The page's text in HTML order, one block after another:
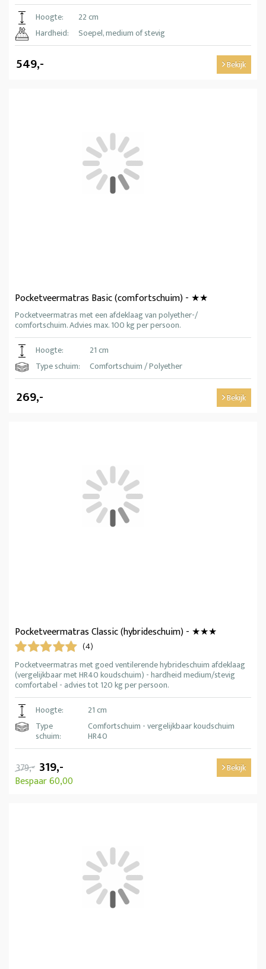
Hoogte:
22 cm
Hardheid:
Soepel, medium of stevig
549,- Bekijk
Pocketveermatras Basic (comfortschuim) - ★★
Pocketveermatras met een afdeklaag van polyether-/
comfortschuim. Advies max. 100 kg per persoon.
Hoogte:
21 cm
Type schuim:
Comfortschuim / Polyether
269,- Bekijk
Pocketveermatras Classic (hybrideschuim) - ★★★
(4)
Pocketveermatras met goed ventilerende hybrideschuim afdeklaag
(vergelijkbaar met HR40 koudschuim) - hardheid medium/stevig
comfortabel - advies tot 120 kg per persoon.
Hoogte:
21 cm
Type
schuim:
Comfortschuim - vergelijkbaar koudschuim
HR40
379,- 319,-
Bespaar 60,00
Bekijk